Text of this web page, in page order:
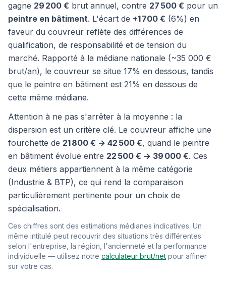
gagne 29 200 € brut annuel, contre 27 500 € pour un
peintre en bâtiment. L'écart de +1 700 € (6%) en
faveur du couvreur reflète des différences de
qualification, de responsabilité et de tension du
marché. Rapporté à la médiane nationale (~35 000 €
brut/an), le couvreur se situe 17% en dessous, tandis
que le peintre en bâtiment est 21% en dessous de
cette même médiane.
Attention à ne pas s'arrêter à la moyenne : la
dispersion est un critère clé. Le couvreur affiche une
fourchette de 21 800 € → 42 500 €, quand le peintre
en bâtiment évolue entre 22 500 € → 39 000 €. Ces
deux métiers appartiennent à la même catégorie
(Industrie & BTP), ce qui rend la comparaison
particulièrement pertinente pour un choix de
spécialisation.
Ces chiffres sont des estimations médianes indicatives. Un
même intitulé peut recouvrir des situations très différentes
selon l'entreprise, la région, l'ancienneté et la performance
individuelle — utilisez notre calculateur brut/net pour affiner
sur votre cas.